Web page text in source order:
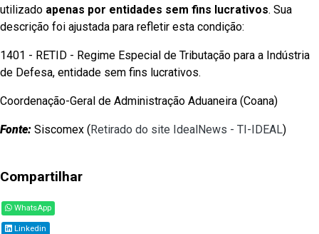
utilizado apenas por entidades sem fins lucrativos. Sua
descrição foi ajustada para refletir esta condição:
1401 - RETID - Regime Especial de Tributação para a Indústria
de Defesa, entidade sem fins lucrativos.
Coordenação-Geral de Administração Aduaneira (Coana)
Fonte: Siscomex (Retirado do site IdealNews - TI-IDEAL)
Compartilhar
WhatsApp
Linkedin